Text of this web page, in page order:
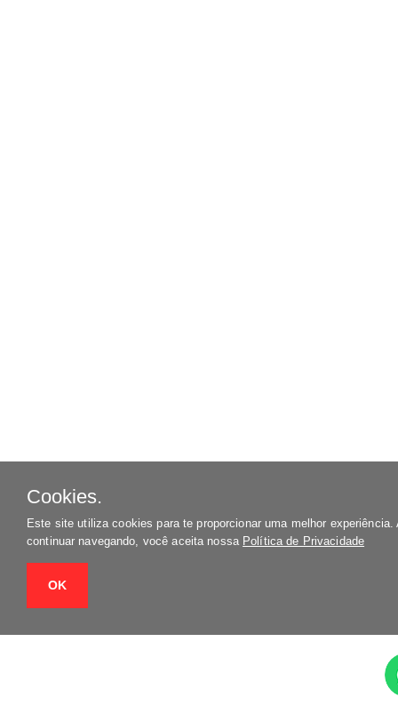
Cookies.
Este site utiliza cookies para te proporcionar uma melhor experiência.
continuar navegando, você aceita nossa Política de Privacidade
OK